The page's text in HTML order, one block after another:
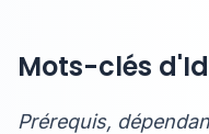
Mots-clés
Prérequis,